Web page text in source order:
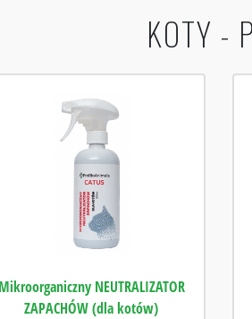
KOTY -
Mikroorganiczny NEUTRALIZATOR
ZAPACHÓW (dla kotów)